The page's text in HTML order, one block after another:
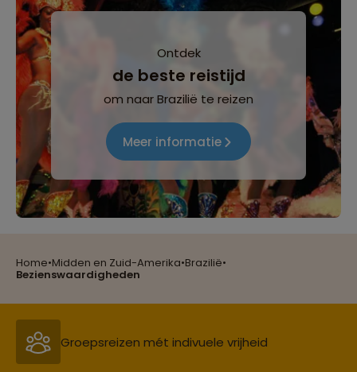
Home•Midden en Zuid-Amerika•Brazilië•
Bezienswaardigheden
Lees meer over Salvador
Lees meer over São Paulo
Lees meer over Vila Madalena
Ontdek
de beste reistijd
om naar Brazilië te reizen
Meer informatie
Reizen met oog voor mens, cultuur en milieu
Groepsreizen mét indivuele vrijheid